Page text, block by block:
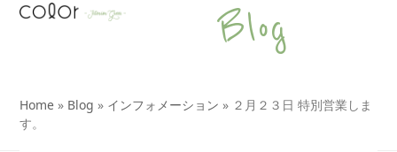
SkipOpen
Close
Blog
Home » Blog » インフォメーション » ２月２３日 特別営業しま
す。